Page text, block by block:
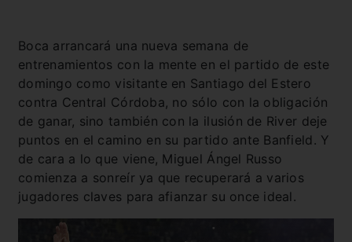
Boca arrancará una nueva semana de
entrenamientos con la mente en el partido de este
domingo como visitante en Santiago del Estero
contra Central Córdoba, no sólo con la obligación
de ganar, sino también con la ilusión de River deje
puntos en el camino en su partido ante Banfield. Y
de cara a lo que viene, Miguel Ángel Russo
comienza a sonreír ya que recuperará a varios
jugadores claves para afianzar su once ideal.